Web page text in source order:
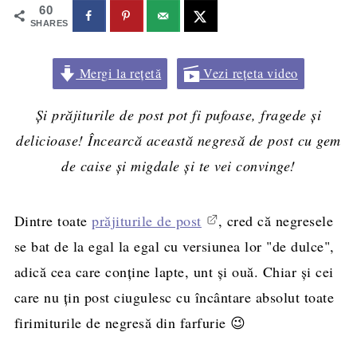
60
SHARES
Mergi la rețetă Vezi rețeta video
Și prăjiturile de post pot fi pufoase, fragede și
delicioase! Încearcă această negresă de post cu gem
de caise și migdale și te vei convinge!
Dintre toateprăjiturile de post
, cred că negresele
se bat de la egal la egal cu versiunea lor "de dulce",
adică cea care conține lapte, unt și ouă. Chiar și cei
care nu țin post ciugulesc cu încântare absolut toate
firimiturile de negresă din farfurie 😉